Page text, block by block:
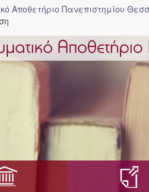
Αποθετήριο Πανεπιστημίου